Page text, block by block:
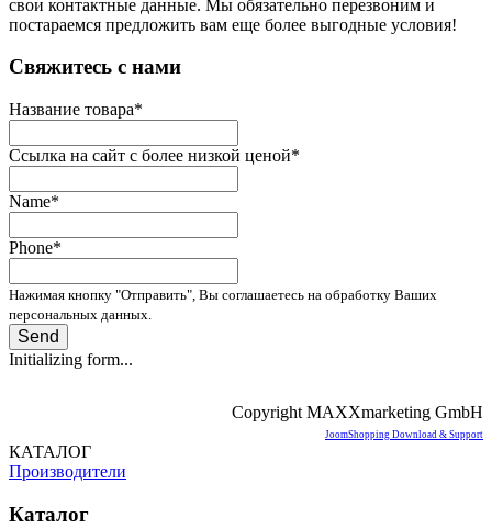
свои контактные данные. Мы обязательно перезвоним и
постараемся предложить вам еще более выгодные условия!
­Свяжитесь с нами
Название товара*
Ссылка на сайт с более низкой ценой*
Name*
Phone*
Нажимая кнопку "Отправить", Вы соглашаетесь на обработку Ваших
персональных данных.
Send
Initializing form...
Copyright MAXXmarketing GmbH
JoomShopping Download & Support
КАТАЛОГ
Производители
Каталог